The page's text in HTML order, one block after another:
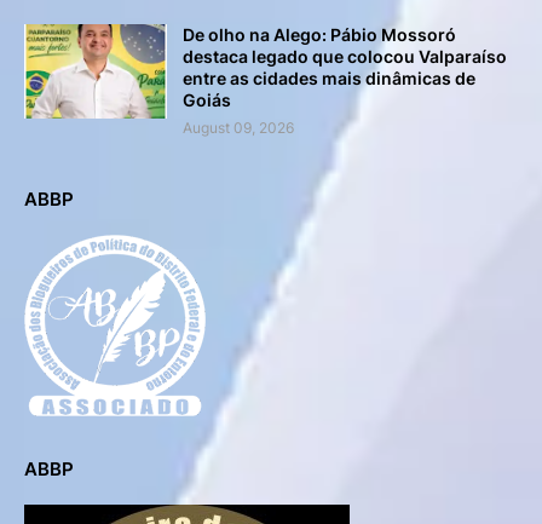
De olho na Alego: Pábio Mossoró
destaca legado que colocou Valparaíso
entre as cidades mais dinâmicas de
Goiás
August 09, 2026
ABBP
ABBP